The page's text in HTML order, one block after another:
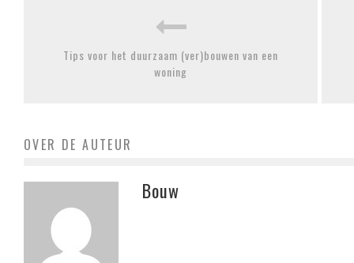
Tips voor het duurzaam (ver)bouwen van een
woning
OVER DE AUTEUR
Bouw